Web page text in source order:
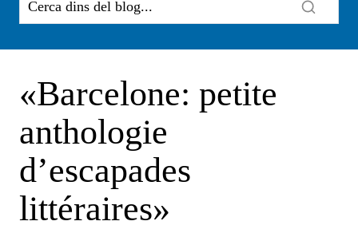
«Barcelone: petite
anthologie
d’escapades
littéraires»